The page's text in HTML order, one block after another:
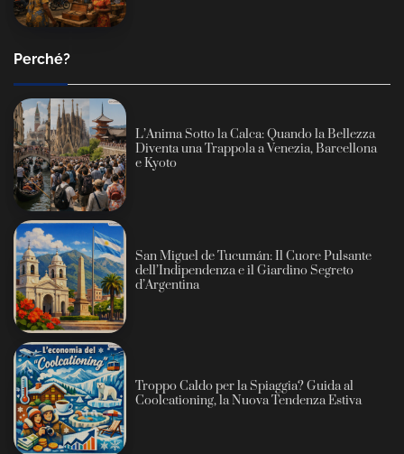
Perché?
L’Anima Sotto la Calca: Quando la Bellezza
Diventa una Trappola a Venezia, Barcellona
e Kyoto
San Miguel de Tucumán: Il Cuore Pulsante
dell’Indipendenza e il Giardino Segreto
d’Argentina
Troppo Caldo per la Spiaggia? Guida al
Coolcationing, la Nuova Tendenza Estiva